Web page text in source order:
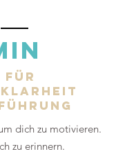
für
dich zu motivieren.
zu erinnern.